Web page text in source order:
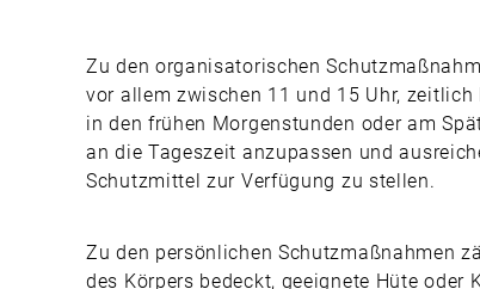
Zu den organisatorischen
vor allem zwischen 11 und 15 Uhr,
in den frühen Morgenstunden oder am
an die Tageszeit anzupassen und
Schutzmittel zur Verfügung zu stellen.
Zu den persönlichen Schutzmaßnahmen
des Körpers bedeckt, geeignete Hüte